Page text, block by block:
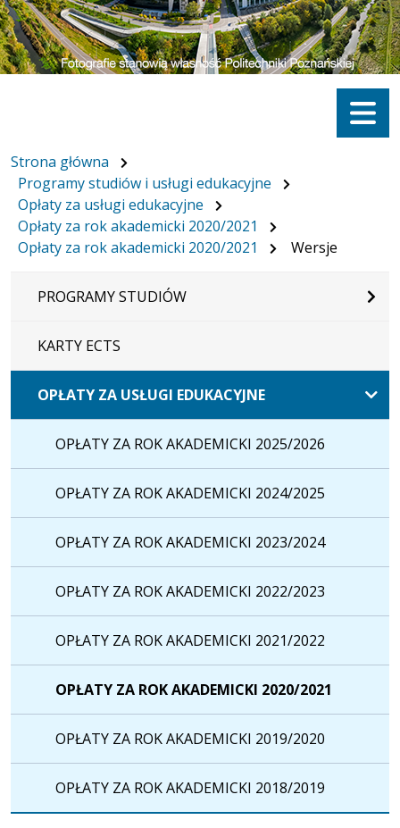
Menu
Strona główna
Programy studiów i usługi edukacyjne
Opłaty za usługi edukacyjne
Opłaty za rok akademicki 2020/2021
Opłaty za rok akademicki 2020/2021
Wersje
PROGRAMY STUDIÓW
KARTY ECTS
OPŁATY ZA USŁUGI EDUKACYJNE
OPŁATY ZA ROK AKADEMICKI 2025/2026
OPŁATY ZA ROK AKADEMICKI 2024/2025
OPŁATY ZA ROK AKADEMICKI 2023/2024
OPŁATY ZA ROK AKADEMICKI 2022/2023
OPŁATY ZA ROK AKADEMICKI 2021/2022
OPŁATY ZA ROK AKADEMICKI 2020/2021
OPŁATY ZA ROK AKADEMICKI 2019/2020
OPŁATY ZA ROK AKADEMICKI 2018/2019